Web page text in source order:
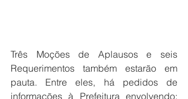
Três Moções de Aplausos e seis
Requerimentos também estarão em
pauta. Entre eles, há pedidos de
informações à Prefeitura envolvendo: